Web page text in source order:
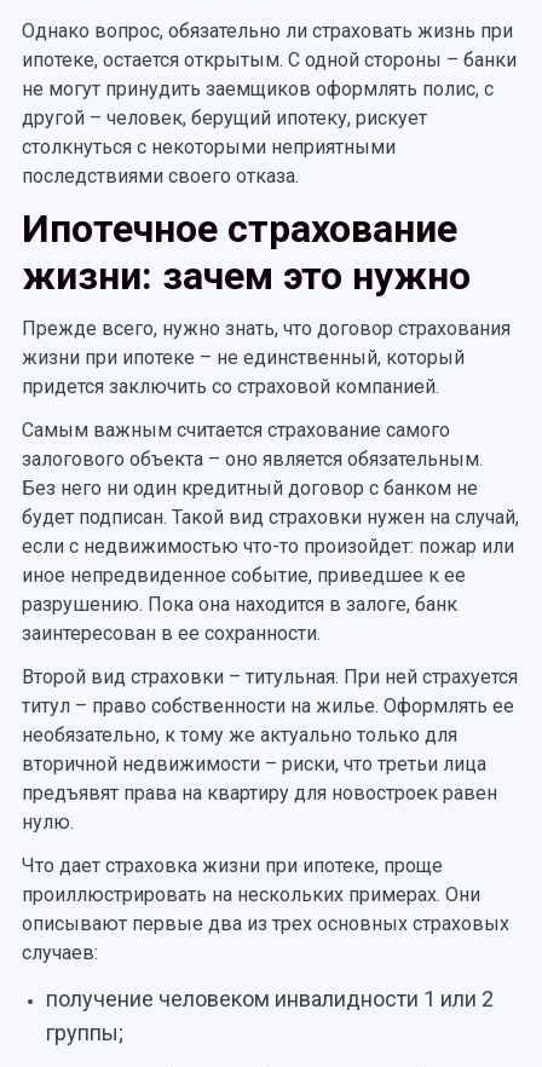
Однако вопрос, обязательно ли страховать жизнь при
ипотеке, остается открытым. С одной стороны – банки
не могут принудить заемщиков оформлять полис, с
другой – человек, берущий ипотеку, рискует
столкнуться с некоторыми неприятными
последствиями своего отказа.
Ипотечное страхование
жизни: зачем это нужно
Прежде всего, нужно знать, что договор страхования
жизни при ипотеке – не единственный, который
придется заключить со страховой компанией.
Самым важным считается страхование самого
залогового объекта – оно является обязательным.
Без него ни один кредитный договор с банком не
будет подписан. Такой вид страховки нужен на случай,
если с недвижимостью что-то произойдет: пожар или
иное непредвиденное событие, приведшее к ее
разрушению. Пока она находится в залоге, банк
заинтересован в ее сохранности.
Второй вид страховки – титульная. При ней страхуется
титул – право собственности на жилье. Оформлять ее
необязательно, к тому же актуально только для
вторичной недвижимости – риски, что третьи лица
предъявят права на квартиру для новостроек равен
нулю.
Что дает страховка жизни при ипотеке, проще
проиллюстрировать на нескольких примерах. Они
описывают первые два из трех основных страховых
случаев:
получение человеком инвалидности 1 или 2
группы;